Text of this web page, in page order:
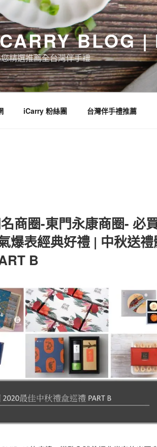
BLOG |
精選推薦全台灣伴手禮
iCarry 粉絲團 台灣伴手禮推薦
商圈-東門永康商圈- 必
爆表經典好禮 | 中秋送
B